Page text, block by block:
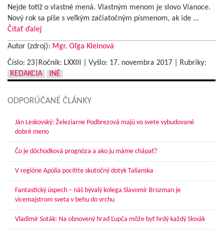
Nejde totiž o vlastné mená. Vlastným menom je slovo Vianoce.
Nový rok sa píše s veľkým začiatočným písmenom, ak ide …
Čítať ďalej
Autor (zdroj): Mgr. Oľga Kleinová
Číslo: 23|Ročník: LXXIII | Vyšlo: 17. novembra 2017
Rubriky:
REDAKCIA
INÉ
ODPORÚČANÉ ČLÁNKY
Ján Leskovský: Železiarne Podbrezová majú vo svete vybudované
dobré meno
Čo je dôchodková prognóza a ako ju máme chápať?
V regióne Apúlia pocítite skutočný dotyk Talianska
Fantastický úspech – náš bývalý kolega Slavomír Brozman je
vicemajstrom sveta v behu do vrchu
Vladimír Soták: Na obnovený hrad Ľupča môže byť hrdý každý Slovák